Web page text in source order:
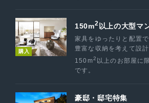
購入
150m2 以上の大型マ
家具をゆったりと配置
豊富な収納を考えて設
150m2 以上のお部屋に
です。
豪邸・邸宅特集